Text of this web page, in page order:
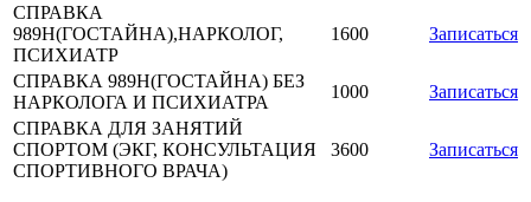
СПРАВКА
989Н(ГОСТАЙНА),НАРКОЛОГ,
ПСИХИАТР
1600 Записаться
СПРАВКА 989Н(ГОСТАЙНА) БЕЗ
НАРКОЛОГА И ПСИХИАТРА
1000
Записаться
СПРАВКА ДЛЯ ЗАНЯТИЙ
СПОРТОМ (ЭКГ, КОНСУЛЬТАЦИЯ
СПОРТИВНОГО ВРАЧА)
3600 Записаться